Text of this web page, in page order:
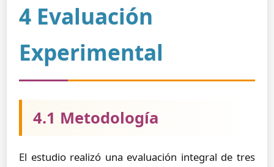
4 Evaluación
Experimental
4.1 Metodología
El estudio realizó una evaluación integral de tres